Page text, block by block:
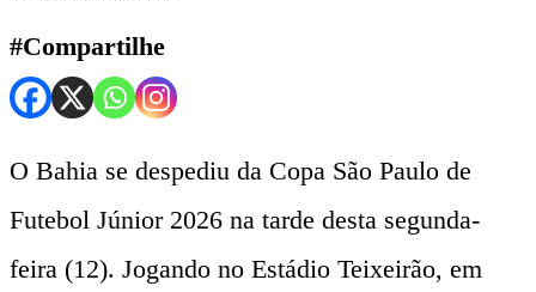
#Compartilhe
O Bahia se despediu da Copa São Paulo de
Futebol Júnior 2026 na tarde desta segunda-
feira (12). Jogando no Estádio Teixeirão, em